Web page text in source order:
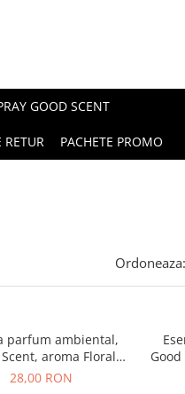
GOOD SCENT
RETUR PACHETE PROMO
Ordoneaza:
parfum ambiental,
aroma Floral
Bouquet, 20 g
28,00 RON